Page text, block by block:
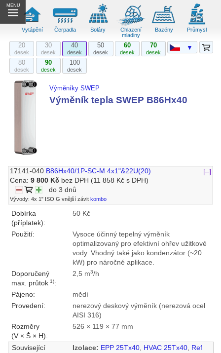
MENU
Vytápění Čerpadla Soláry
Chlazení
mladiny
Bazény Průmysl
20
desek
30
desek
40
desek
50
desek
60
desek
70
desek
80
desek
90
desek
100
desek
Výměníky SWEP
Výměník tepla SWEP B86Hx40
17141-040 B86Hx40/1P-SC-M 4x1"&22U(20)
[–]
Cena:9 800 Kč bez DPH (11 858 Kč s DPH)
do 3 dnů
Vývody: 4x 1" ISO G vnější závit kombo
Dobírka
(příplatek):
50 Kč
Použití:
Vysoce účinný tepelný výměník
optimalizovaný pro efektivní ohřev užitkové
vody. Vhodný také jako kondenzátor (~20
kW) pro náročné aplikace.
Doporučený
max. průtok1):
2,5 m3/h
Pájeno:
mědí
Provedení:
nerezový deskový výměník (nerezová ocel
AISI 316)
Rozměry
(V × Š × H):
526 × 119 × 77 mm
Související
Izolace: EPP 25Tx40, HVAC 25Tx40, Ref
▼